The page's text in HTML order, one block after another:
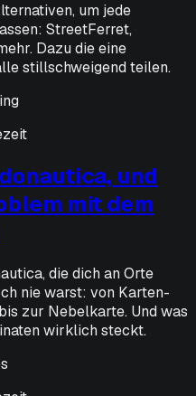
um jede
StreetFerret,
Dazu die eine
stillschweigend teilen.
und
mit dem
die dich an Orte
nie warst: von Karten-
zur Nebelkarte. Und was
wirklich steckt.